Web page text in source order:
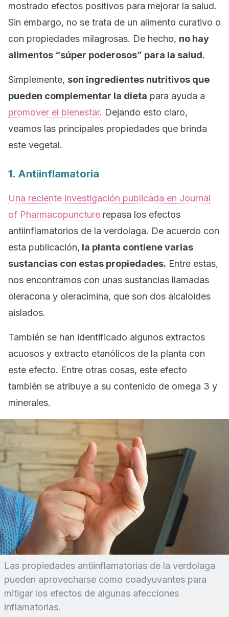
mostrado efectos positivos para mejorar la salud.
Sin embargo, no se trata de un alimento curativo o
con propiedades milagrosas. De hecho, no hay
alimentos “súper poderosos” para la salud.
Simplemente, son ingredientes nutritivos que
pueden complementar la dieta para ayuda a
promover el bienestar. Dejando esto claro,
veamos las principales propiedades que brinda
este vegetal.
1. Antiinflamatoria
Una reciente investigación publicada en Journal
of Pharmacopuncture repasa los efectos
antiinflamatorios de la verdolaga. De acuerdo con
esta publicación, la planta contiene varias
sustancias con estas propiedades. Entre estas,
nos encontramos con unas sustancias llamadas
oleracona y oleracimina, que son dos alcaloides
aislados.
También se han identificado algunos extractos
acuosos y extracto etanólicos de la planta con
este efecto. Entre otras cosas, este efecto
también se atribuye a su contenido de omega 3 y
minerales.
Las propiedades antiinflamatorias de la verdolaga
pueden aprovecharse como coadyuvantes para
mitigar los efectos de algunas afecciones
inflamatorias.